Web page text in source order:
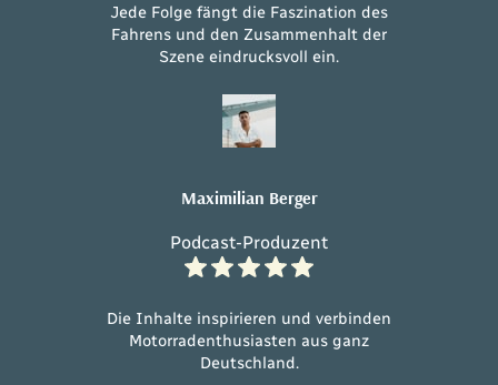
Jede Folge fängt die Faszination des
Fahrens und den Zusammenhalt der
Szene eindrucksvoll ein.
Maximilian Berger
Podcast-Produzent
Die Inhalte inspirieren und verbinden
Motorradenthusiasten aus ganz
Deutschland.